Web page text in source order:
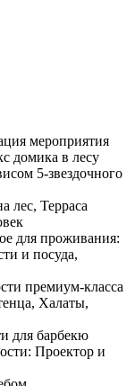
мероприятия
домика в лесу
5-звездочного
лес, Терраса
для проживания:
и посуда,
премиум-класса
Халаты,
для барбекю
Проектор и